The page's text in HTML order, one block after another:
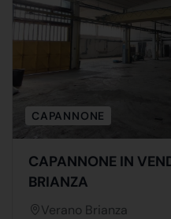
CAPANNONE
CAPANNONE IN
BRIANZA
Verano Brianza